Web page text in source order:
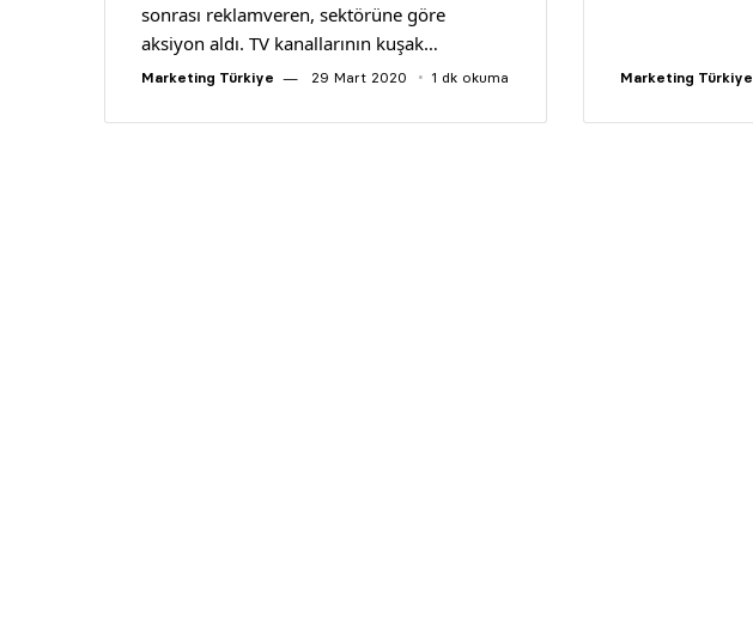
sonrası reklamveren, sektörüne göre
aksiyon aldı. TV kanallarının kuşak…
Marketing Türkiye 29 Mart 2020 1 dk okuma Marketing Türkiye